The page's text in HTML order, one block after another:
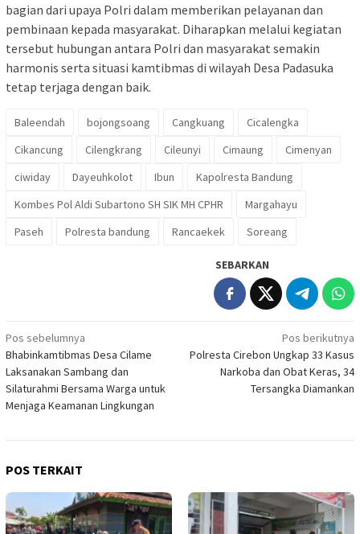
bagian dari upaya Polri dalam memberikan pelayanan dan
pembinaan kepada masyarakat. Diharapkan melalui kegiatan
tersebut hubungan antara Polri dan masyarakat semakin
harmonis serta situasi kamtibmas di wilayah Desa Padasuka
tetap terjaga dengan baik.
Baleendah bojongsoang Cangkuang
Cicalengka
Cikancung
Cilengkrang Cileunyi Cimaung
Cimenyan
ciwiday
Dayeuhkolot Ibun
Kapolresta Bandung
Kombes Pol Aldi Subartono SH SIK MH CPHR
Margahayu
Paseh
Polresta bandung Rancaekek Soreang
SEBARKAN
Navigasi
pos
Pos sebelumnya
Bhabinkamtibmas Desa Cilame
Laksanakan Sambang dan
Silaturahmi Bersama Warga untuk
Menjaga Keamanan Lingkungan
Pos berikutnya
Polresta Cirebon Ungkap 33 Kasus
Narkoba dan Obat Keras, 34
Tersangka Diamankan
POS TERKAIT